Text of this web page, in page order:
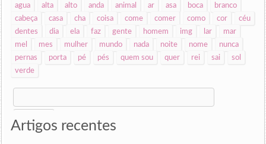
agua alta alto anda animal ar asa boca
branco
cabeça
casa cha coisa come comer como cor
céu
dentes
dia ela faz gente homem img lar
mar
mel
mes mulher mundo nada noite nome
nunca
pernas
porta pé pés quem sou quer rei sai
sol
verde
Search
for:
Artigos recentes